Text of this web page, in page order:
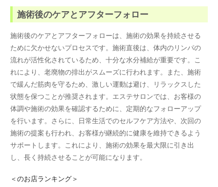
施術後のケアとアフターフォロー
施術後のケアとアフターフォローは、施術の効果を持続させる
ために欠かせないプロセスです。施術直後は、体内のリンパの
流れが活性化されているため、十分な水分補給が重要です。こ
れにより、老廃物の排出がスムーズに行われます。また、施術
で緩んだ筋肉を守るため、激しい運動は避け、リラックスした
状態を保つことが推奨されます。エステサロンでは、お客様の
体調や施術の効果を確認するために、定期的なフォローアップ
を行います。さらに、日常生活でのセルフケア方法や、次回の
施術の提案も行われ、お客様が継続的に健康を維持できるよう
サポートします。これにより、施術の効果を最大限に引き出
し、長く持続させることが可能になります。
＜のお店ランキング＞